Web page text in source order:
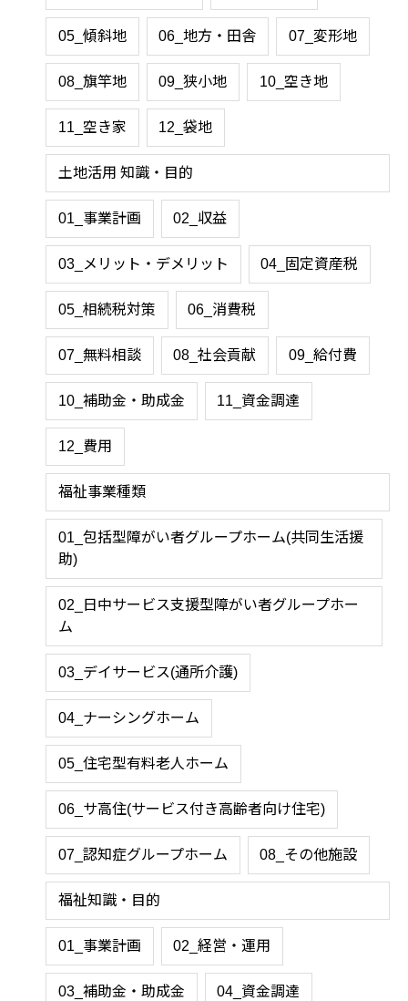
05_傾斜地 06_地方・田舎 07_変形地
08_旗竿地 09_狭小地 10_空き地
11_空き家 12_袋地
土地活用 知識・目的
01_事業計画 02_収益
03_メリット・デメリット 04_固定資産税
05_相続税対策 06_消費税
07_無料相談 08_社会貢献 09_給付費
10_補助金・助成金 11_資金調達
12_費用
福祉事業種類
01_包括型障がい者グループホーム(共同生活援
助)
02_日中サービス支援型障がい者グループホー
ム
03_デイサービス(通所介護)
04_ナーシングホーム
05_住宅型有料老人ホーム
06_サ高住(サービス付き高齢者向け住宅)
07_認知症グループホーム 08_その他施設
福祉知識・目的
01_事業計画 02_経営・運用
03_補助金・助成金 04_資金調達